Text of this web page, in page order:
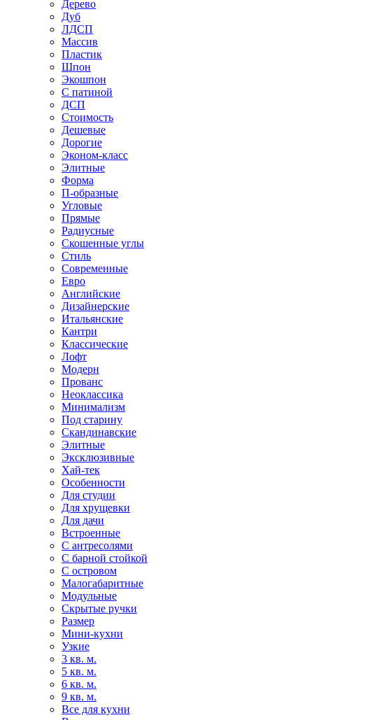
Дерево
Дуб
ЛДСП
Массив
Пластик
Шпон
Экошпон
С патиной
ДСП
Стоимость
Дешевые
Дорогие
Эконом-класс
Элитные
Форма
П-образные
Угловые
Прямые
Радиусные
Скошенные углы
Стиль
Современные
Евро
Английские
Дизайнерские
Итальянские
Кантри
Классические
Лофт
Модерн
Прованс
Неоклассика
Минимализм
Под старину
Скандинавские
Элитные
Эксклюзивные
Хай-тек
Особенности
Для студии
Для хрущевки
Для дачи
Встроенные
С антресолями
С барной стойкой
С островом
Малогабаритные
Модульные
Скрытые ручки
Размер
Мини-кухни
Узкие
3 кв. м.
5 кв. м.
6 кв. м.
9 кв. м.
Все для кухни